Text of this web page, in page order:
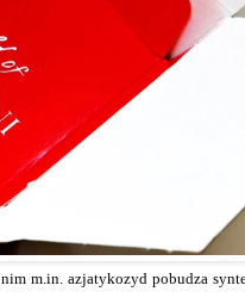
m.in. azjatykozyd pobudza